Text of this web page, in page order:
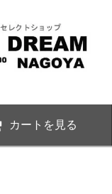
カートを見る